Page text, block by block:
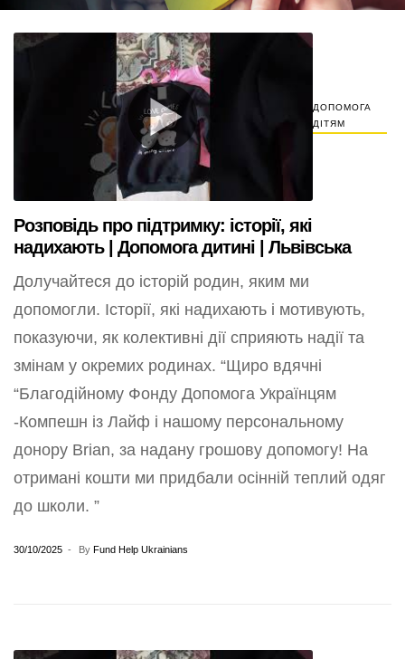
ДОПОМОГА
ДІТЯМ
Розповідь про підтримку: історії, які
надихають | Допомога дитині | Львівська
Долучайтеся до історій родин, яким ми
допомогли. Історії, які надихають і мотивують,
показуючи, як колективні дії сприяють надії та
змінам у окремих родинах. “Щиро вдячні
“Благодійному Фонду Допомога Українцям
-Компешн із Лайф і нашому персональному
донору Brian, за надану грошову допомогу! На
отримані кошти ми придбали осінній теплий одяг
до школи. ”
30/10/2025 By Fund Help Ukrainians